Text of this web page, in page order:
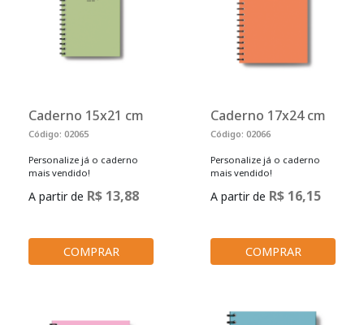
Caderno 15x21 cm
Código: 02065
Personalize já o caderno
mais vendido!
A partir de R$ 13,88
COMPRAR
Caderno 17x24 cm
Código: 02066
Personalize já o caderno
mais vendido!
A partir de R$ 16,15
COMPRAR